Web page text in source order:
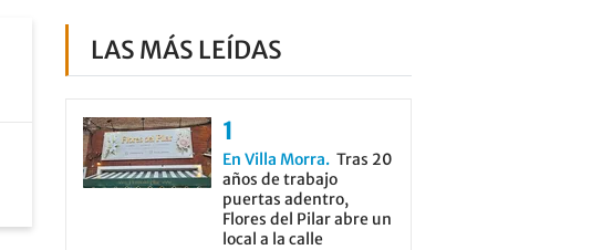
LAS MÁS LEÍDAS
En Villa Morra
Tras 20
años de trabajo
puertas adentro,
Flores del Pilar abre un
local a la calle